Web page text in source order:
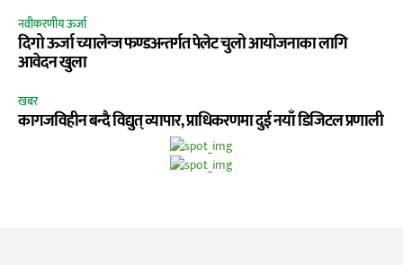
नवीकरणीय ऊर्जा
दिगो ऊर्जा च्यालेन्ज फण्डअन्तर्गत पेलेट चुलो आयोजनाका लागि
आवेदन खुला
खबर
कागजविहीन बन्दै विद्युत् व्यापार, प्राधिकरणमा दुई नयाँ डिजिटल प्रणाली